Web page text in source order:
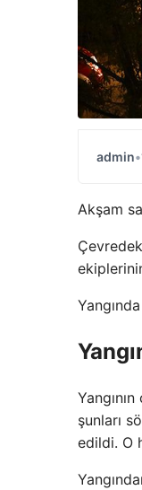
admin•
Akşam
şunları
edildi. O